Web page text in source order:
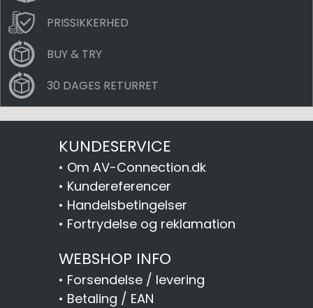
PRISSIKKERHED
BUY & TRY
30 DAGES RETURRET
KUNDESERVICE
• Om AV-Connection.dk
• Kundereferencer
• Handelsbetingelser
• Fortrydelse og reklamation
WEBSHOP INFO
• Forsendelse / levering
• Betaling / EAN